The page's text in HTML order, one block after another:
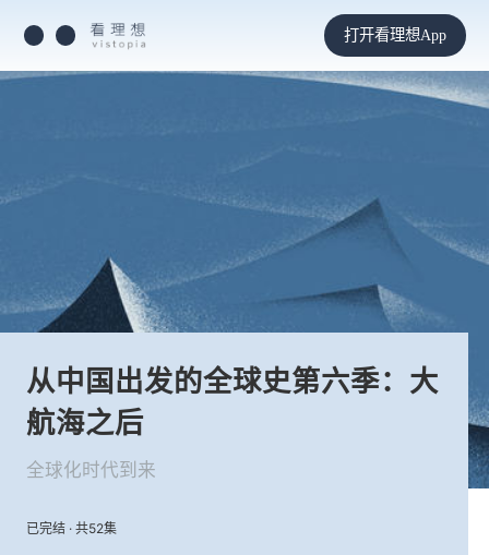
打开看理想App
从中国出发的全球史第六季：大
航海之后
全球化时代到来
已完结 · 共52集